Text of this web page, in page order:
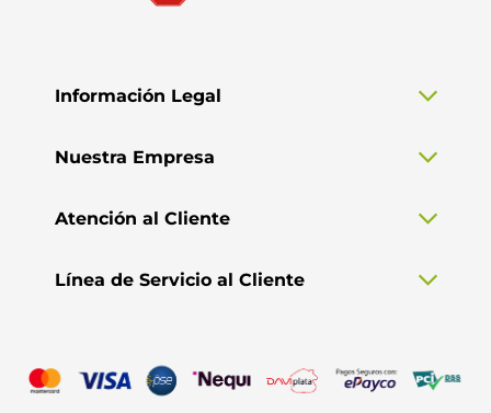
Información Legal
Nuestra Empresa
Atención al Cliente
Línea de Servicio al Cliente